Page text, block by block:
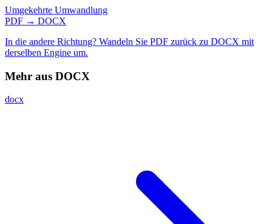
Umgekehrte Umwandlung
PDF → DOCX
In die andere Richtung? Wandeln Sie PDF zurück zu DOCX mit
derselben Engine um.
Mehr aus DOCX
docx